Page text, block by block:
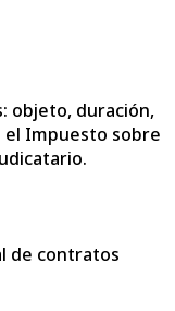
objeto, duración,
el Impuesto sobre
de contratos